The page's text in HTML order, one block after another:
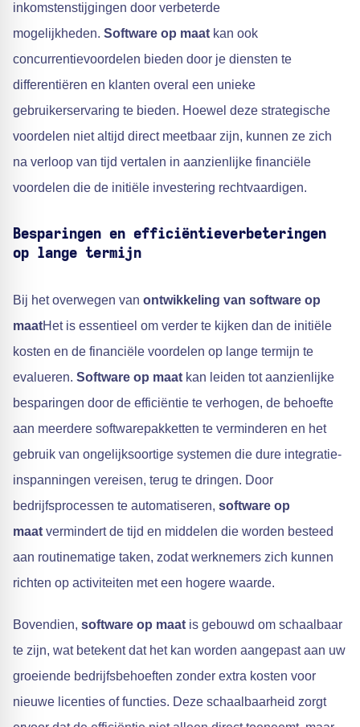
inkomstenstijgingen door verbeterde
mogelijkheden. Software op maat kan ook
concurrentievoordelen bieden door je diensten te
differentiëren en klanten overal een unieke
gebruikerservaring te bieden. Hoewel deze strategische
voordelen niet altijd direct meetbaar zijn, kunnen ze zich
na verloop van tijd vertalen in aanzienlijke financiële
voordelen die de initiële investering rechtvaardigen.
Besparingen en efficiëntieverbeteringen
op lange termijn
Bij het overwegen van ontwikkeling van software op
maatHet is essentieel om verder te kijken dan de initiële
kosten en de financiële voordelen op lange termijn te
evalueren. Software op maat kan leiden tot aanzienlijke
besparingen door de efficiëntie te verhogen, de behoefte
aan meerdere softwarepakketten te verminderen en het
gebruik van ongelijksoortige systemen die dure integratie-
inspanningen vereisen, terug te dringen. Door
bedrijfsprocessen te automatiseren, software op
maat vermindert de tijd en middelen die worden besteed
aan routinematige taken, zodat werknemers zich kunnen
richten op activiteiten met een hogere waarde.
Bovendien, software op maat is gebouwd om schaalbaar
te zijn, wat betekent dat het kan worden aangepast aan uw
groeiende bedrijfsbehoeften zonder extra kosten voor
nieuwe licenties of functies. Deze schaalbaarheid zorgt